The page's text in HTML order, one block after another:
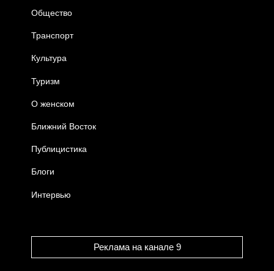
Общество
Транспорт
Культура
Туризм
О женском
Ближний Восток
Публицистика
Блоги
Интервью
Реклама на канале 9